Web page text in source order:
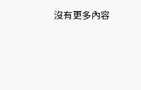
沒有更多內容